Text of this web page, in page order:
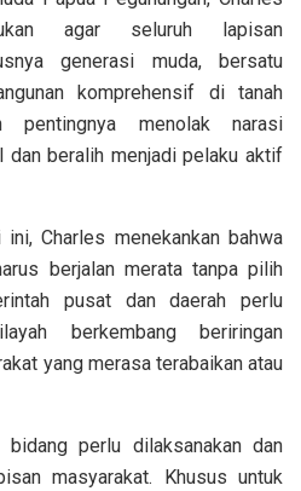
agar seluruh lapisan
generasi muda, bersatu
komprehensif di tanah
pentingnya menolak narasi
beralih menjadi pelaku aktif
ini, Charles menekankan bahwa
berjalan merata tanpa pilih
pusat dan daerah perlu
berkembang beriringan
yang merasa terabaikan atau
bidang perlu dilaksanakan dan
masyarakat. Khusus untuk